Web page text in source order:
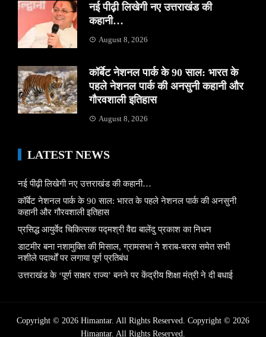
नई पीढ़ी लिखेगी नए उत्तराखंड की
कहानी…
August 8, 2026
कॉर्बेट नेशनल पार्क के 90 साल: भारत के
पहले नेशनल पार्क की अनसुनी कहानी और
गौरवशाली इतिहास
August 8, 2026
LATEST NEWS
नई पीढ़ी लिखेगी नए उत्तराखंड की कहानी…
कॉर्बेट नेशनल पार्क के 90 साल: भारत के पहले नेशनल पार्क की अनसुनी
कहानी और गौरवशाली इतिहास
प्रसिद्ध आयुर्वेद चिकित्सक पद्मश्री वैद्य बालेंदु प्रकाश का निधन
डाटमीर बना नशामुक्ति की मिसाल, ग्रामसभा ने शराब-चरस समेत सभी
नशीले पदार्थों पर लगाया पूर्ण प्रतिबंध
उत्तराखंड के ‘पूर्ण साक्षर राज्य’ बनने पर केंद्रीय शिक्षा मंत्री ने दी बधाई
Copyright © 2026 Himantar. All Rights Reserved. Copyright © 2026
Himantar. All Rights Reserved.